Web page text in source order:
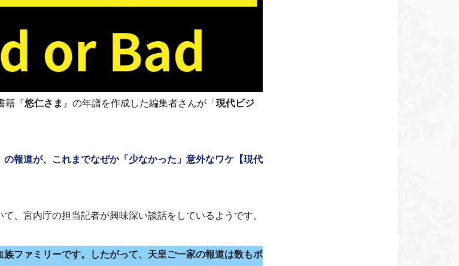
籍『悠仁さま 』の年譜を作成した編集者さんが「 現代ビジ
報道が、これまでなぜか「少なかった」意外なワケ【現代
、宮内庁の担当記者が興味深い談話をしているようです。
族ファミリーです。したがって、天皇ご一家の報道は数もボ